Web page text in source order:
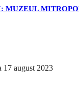
MUZEUL
17 august 2023